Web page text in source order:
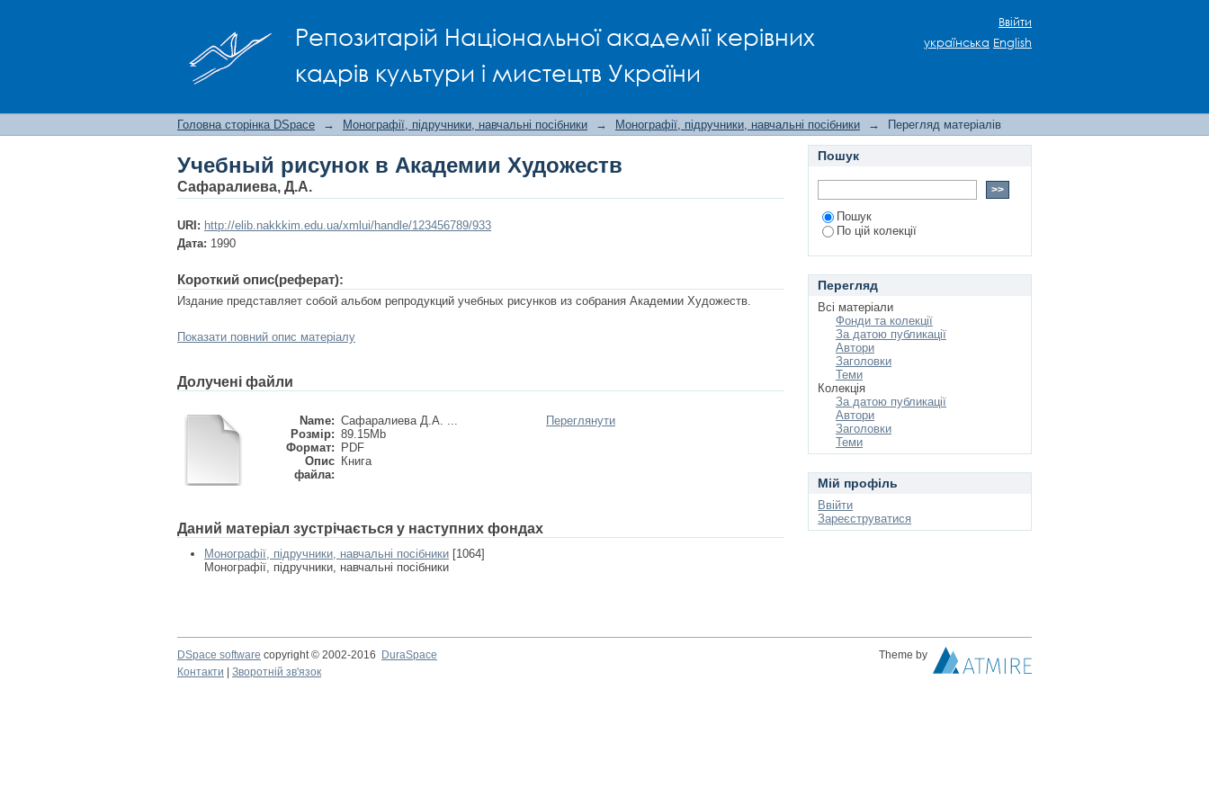
Репозитарій Національної академії керівних
кадрів культури і мистецтв України
Ввійти
українська English
Головна сторінка DSpace → Монографії, підручники, навчальні посібники → Монографії, підручники, навчальні посібники → Перегляд матеріалів
Учебный рисунок в Академии Художеств
Сафаралиева, Д.А.
URI: http://elib.nakkkim.edu.ua/xmlui/handle/123456789/933
Дата: 1990
Короткий опис(реферат):
Издание представляет собой альбом репродукций учебных рисунков из собрания Академии Художеств.
Показати повний опис матеріалу
Долучені файли
Name: Сафаралиева Д.А. ...
Розмір: 89.15Mb
Формат:
PDF
Опис
файла:
Книга
Переглянути
Даний матеріал зустрічається у наступних фондах
Монографії, підручники, навчальні посібники [1064]
Монографії, підручники, навчальні посібники
Пошук
Пошук
По цій колекції
Перегляд
Всі матеріали
Фонди та колекції
За датою публикації
Автори
Заголовки
Теми
Колекція
За датою публикації
Автори
Заголовки
Теми
Мій профіль
Ввійти
Зареєструватися
DSpace software copyright © 2002-2016 DuraSpace
Theme by
Контакти
Зворотній зв'язок